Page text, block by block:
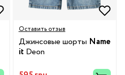
Оставить отзыв
Джинсовые шорты Name
it Deon